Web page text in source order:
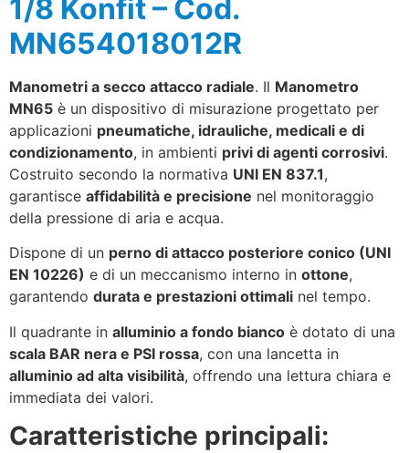
1/8 Konfit – Cod.
MN654018012R
Manometri a secco attacco radiale. Il Manometro
MN65 è un dispositivo di misurazione progettato per
applicazioni pneumatiche, idrauliche, medicali e di
condizionamento, in ambienti privi di agenti corrosivi.
Costruito secondo la normativa UNI EN 837.1,
garantisce affidabilità e precisione nel monitoraggio
della pressione di aria e acqua.
Dispone di un perno di attacco posteriore conico (UNI
EN 10226) e di un meccanismo interno in ottone,
garantendo durata e prestazioni ottimali nel tempo.
Il quadrante in alluminio a fondo bianco è dotato di una
scala BAR nera e PSI rossa, con una lancetta in
alluminio ad alta visibilità, offrendo una lettura chiara e
immediata dei valori.
Caratteristiche principali: